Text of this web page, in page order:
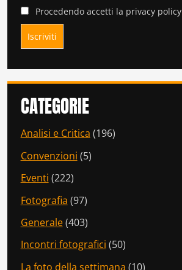
Procedendo accetti la privacy policy
CATEGORIE
Analisi e Critica (196)
Convenzioni (5)
Eventi (222)
Fotografia (97)
Generale(403)
Incontri fotografici (50)
La foto della settimana (10)